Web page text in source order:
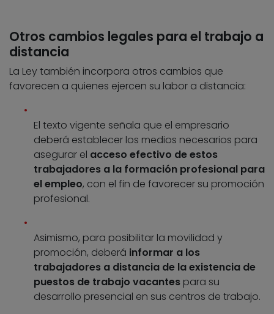
Otros cambios legales para el trabajo a
distancia
La Ley también incorpora otros cambios que
favorecen a quienes ejercen su labor a distancia:
El texto vigente señala que el empresario
deberá establecer los medios necesarios para
asegurar el acceso efectivo de estos
trabajadores a la formación profesional para
el empleo, con el fin de favorecer su promoción
profesional.
Asimismo, para posibilitar la movilidad y
promoción, deberá informar a los
trabajadores a distancia de la existencia de
puestos de trabajo vacantes para su
desarrollo presencial en sus centros de trabajo.